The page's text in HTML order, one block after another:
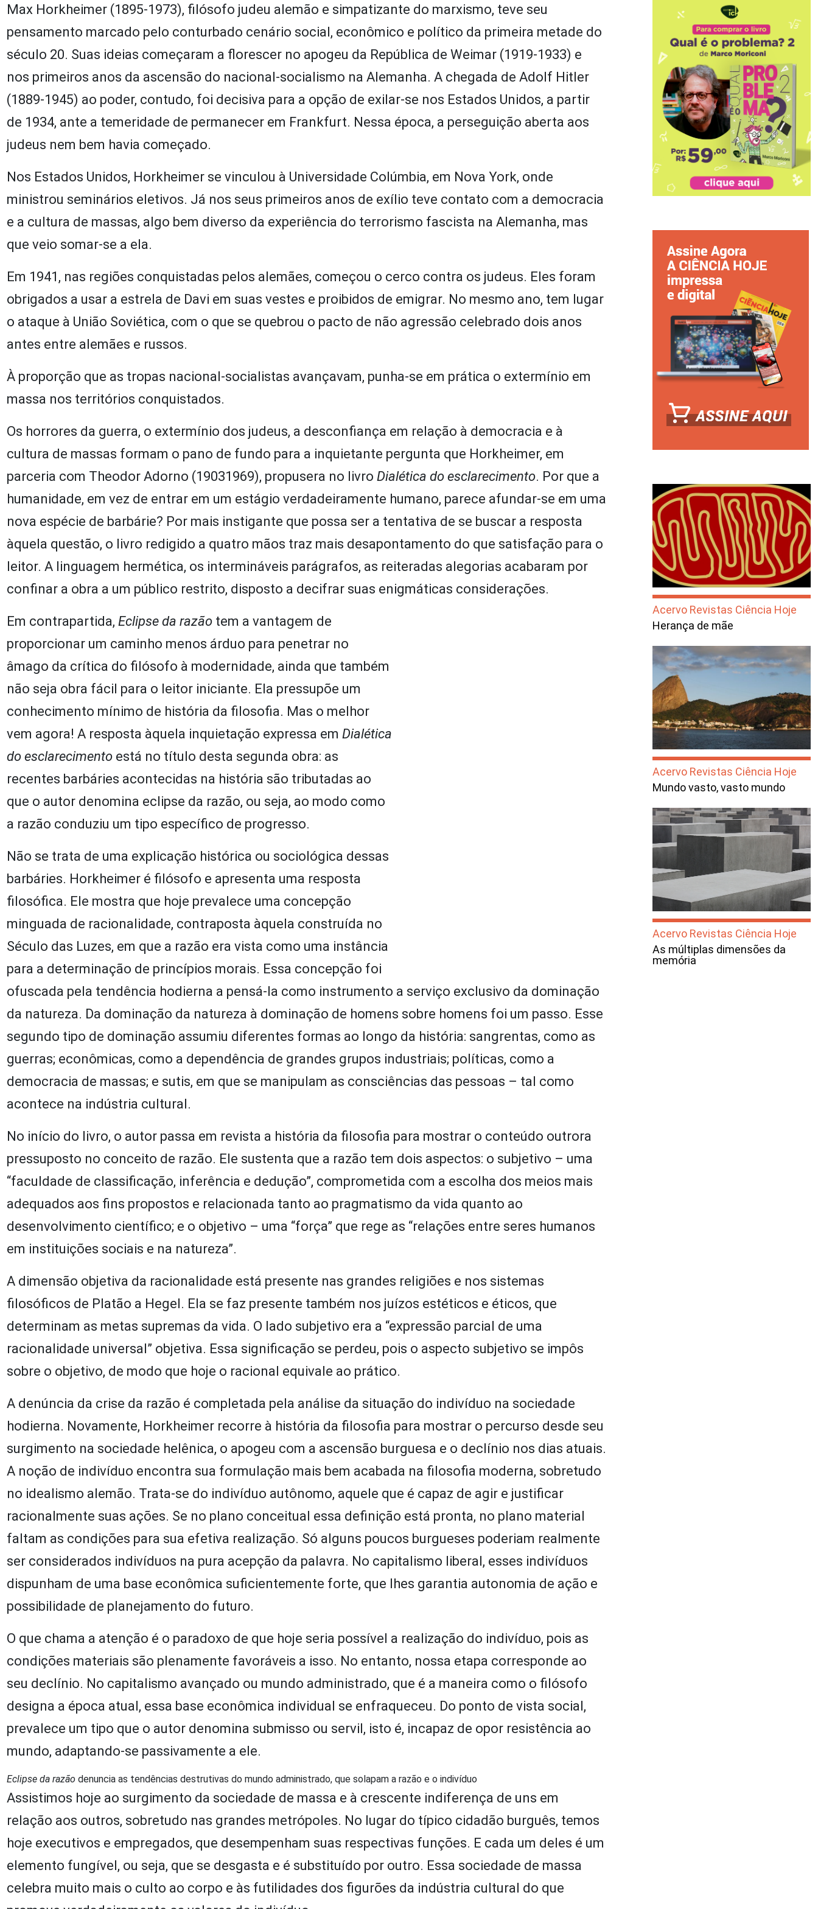
Max Horkheimer (1895-1973), filósofo judeu alemão e simpatizante do marxismo, teve seu
pensamento marcado pelo conturbado cenário social, econômico e político da primeira metade do
século 20. Suas ideias começaram a florescer no apogeu da República de Weimar (1919-1933) e
nos primeiros anos da ascensão do nacional-socialismo na Alemanha. A chegada de Adolf Hitler
(1889-1945) ao poder, contudo, foi decisiva para a opção de exilar-se nos Estados Unidos, a partir
de 1934, ante a temeridade de permanecer em Frankfurt. Nessa época, a perseguição aberta aos
judeus nem bem havia começado.
Nos Estados Unidos, Horkheimer se vinculou à Universidade Colúmbia, em Nova York, onde
ministrou seminários eletivos. Já nos seus primeiros anos de exílio teve contato com a democracia
e a cultura de massas, algo bem diverso da experiência do terrorismo fascista na Alemanha, mas
que veio somar-se a ela.
Em 1941, nas regiões conquistadas pelos alemães, começou o cerco contra os judeus. Eles foram
obrigados a usar a estrela de Davi em suas vestes e proibidos de emigrar. No mesmo ano, tem lugar
o ataque à União Soviética, com o que se quebrou o pacto de não agressão celebrado dois anos
antes entre alemães e russos.
À proporção que as tropas nacional-socialistas avançavam, punha-se em prática o extermínio em
massa nos territórios conquistados.
Os horrores da guerra, o extermínio dos judeus, a desconfiança em relação à democracia e à
cultura de massas formam o pano de fundo para a inquietante pergunta que Horkheimer, em
parceria com Theodor Adorno (19031969), propusera no livro Dialética do esclarecimento. Por que a
humanidade, em vez de entrar em um estágio verdadeiramente humano, parece afundar-se em uma
nova espécie de barbárie? Por mais instigante que possa ser a tentativa de se buscar a resposta
àquela questão, o livro redigido a quatro mãos traz mais desapontamento do que satisfação para o
leitor. A linguagem hermética, os intermináveis parágrafos, as reiteradas alegorias acabaram por
confinar a obra a um público restrito, disposto a decifrar suas enigmáticas considerações.
Em contrapartida, Eclipse da razão tem a vantagem de
proporcionar um caminho menos árduo para penetrar no
âmago da crítica do filósofo à modernidade, ainda que também
não seja obra fácil para o leitor iniciante. Ela pressupõe um
conhecimento mínimo de história da filosofia. Mas o melhor
vem agora! A resposta àquela inquietação expressa em Dialética
do esclarecimento está no título desta segunda obra: as
recentes barbáries acontecidas na história são tributadas ao
que o autor denomina eclipse da razão, ou seja, ao modo como
a razão conduziu um tipo específico de progresso.
Não se trata de uma explicação histórica ou sociológica dessas
barbáries. Horkheimer é filósofo e apresenta uma resposta
filosófica. Ele mostra que hoje prevalece uma concepção
minguada de racionalidade, contraposta àquela construída no
Século das Luzes, em que a razão era vista como uma instância
para a determinação de princípios morais. Essa concepção foi
ofuscada pela tendência hodierna a pensá-la como instrumento a serviço exclusivo da dominação
da natureza. Da dominação da natureza à dominação de homens sobre homens foi um passo. Esse
segundo tipo de dominação assumiu diferentes formas ao longo da história: sangrentas, como as
guerras; econômicas, como a dependência de grandes grupos industriais; políticas, como a
democracia de massas; e sutis, em que se manipulam as consciências das pessoas – tal como
acontece na indústria cultural.
No início do livro, o autor passa em revista a história da filosofia para mostrar o conteúdo outrora
pressuposto no conceito de razão. Ele sustenta que a razão tem dois aspectos: o subjetivo – uma
“faculdade de classificação, inferência e dedução”, comprometida com a escolha dos meios mais
adequados aos fins propostos e relacionada tanto ao pragmatismo da vida quanto ao
desenvolvimento científico; e o objetivo – uma “força” que rege as “relações entre seres humanos
em instituições sociais e na natureza”.
A dimensão objetiva da racionalidade está presente nas grandes religiões e nos sistemas
filosóficos de Platão a Hegel. Ela se faz presente também nos juízos estéticos e éticos, que
determinam as metas supremas da vida. O lado subjetivo era a “expressão parcial de uma
racionalidade universal” objetiva. Essa significação se perdeu, pois o aspecto subjetivo se impôs
sobre o objetivo, de modo que hoje o racional equivale ao prático.
A denúncia da crise da razão é completada pela análise da situação do indivíduo na sociedade
hodierna. Novamente, Horkheimer recorre à história da filosofia para mostrar o percurso desde seu
surgimento na sociedade helênica, o apogeu com a ascensão burguesa e o declínio nos dias atuais.
A noção de indivíduo encontra sua formulação mais bem acabada na filosofia moderna, sobretudo
no idealismo alemão. Trata-se do indivíduo autônomo, aquele que é capaz de agir e justificar
racionalmente suas ações. Se no plano conceitual essa definição está pronta, no plano material
faltam as condições para sua efetiva realização. Só alguns poucos burgueses poderiam realmente
ser considerados indivíduos na pura acepção da palavra. No capitalismo liberal, esses indivíduos
dispunham de uma base econômica suficientemente forte, que lhes garantia autonomia de ação e
possibilidade de planejamento do futuro.
O que chama a atenção é o paradoxo de que hoje seria possível a realização do indivíduo, pois as
condições materiais são plenamente favoráveis a isso. No entanto, nossa etapa corresponde ao
seu declínio. No capitalismo avançado ou mundo administrado, que é a maneira como o filósofo
designa a época atual, essa base econômica individual se enfraqueceu. Do ponto de vista social,
prevalece um tipo que o autor denomina submisso ou servil, isto é, incapaz de opor resistência ao
mundo, adaptando-se passivamente a ele.
Eclipse da razão denuncia as tendências destrutivas do mundo administrado, que solapam a razão e o indivíduo
Assistimos hoje ao surgimento da sociedade de massa e à crescente indiferença de uns em
relação aos outros, sobretudo nas grandes metrópoles. No lugar do típico cidadão burguês, temos
hoje executivos e empregados, que desempenham suas respectivas funções. E cada um deles é um
elemento fungível, ou seja, que se desgasta e é substituído por outro. Essa sociedade de massa
celebra muito mais o culto ao corpo e às futilidades dos figurões da indústria cultural do que
Acervo Revistas Ciência Hoje
Herança de mãe
Acervo Revistas Ciência Hoje
Mundo vasto, vasto mundo
Acervo Revistas Ciência Hoje
As múltiplas dimensões da
memória